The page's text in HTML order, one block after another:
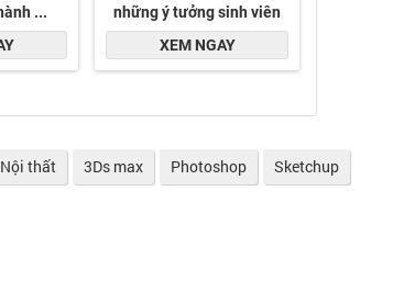
Nội thất 3Ds max Photoshop
Sketchup